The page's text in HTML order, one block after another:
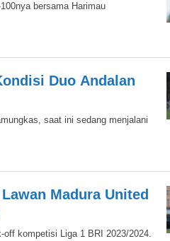
bersama Harimau
Duo Andalan
saat ini sedang menjalani
Madura United
kompetisi Liga 1 BRI 2023/2024.